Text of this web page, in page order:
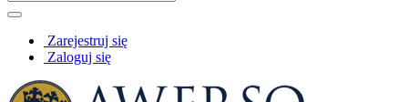
Zarejestruj się
Zaloguj się